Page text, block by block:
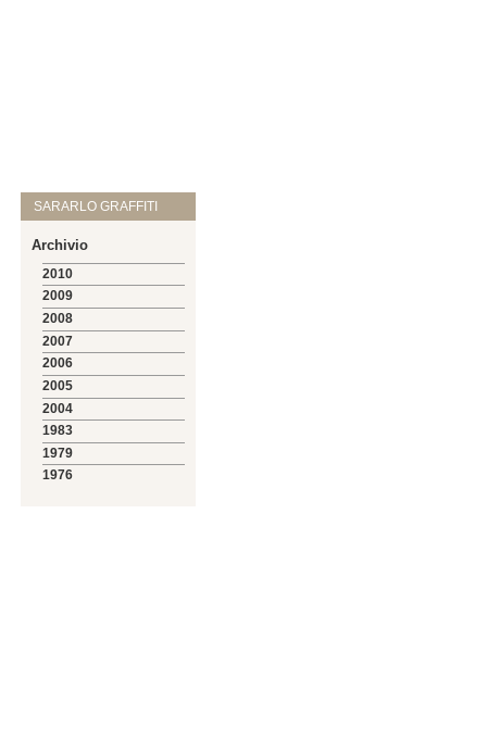
SARARLO GRAFFITI
Archivio
2010
2009
2008
2007
2006
2005
2004
1983
1979
1976